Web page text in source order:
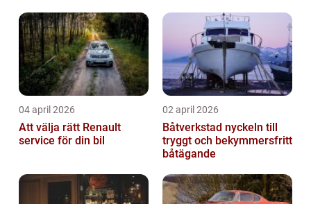
04 april 2026
Att välja rätt Renault
service för din bil
02 april 2026
Båtverkstad nyckeln till
tryggt och bekymmersfritt
båtägande